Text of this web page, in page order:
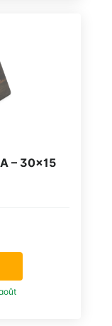
– 30×15